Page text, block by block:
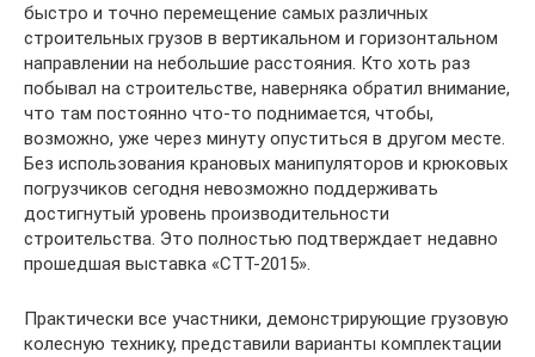
быстро и точно перемещение самых различных
строительных грузов в вертикальном и горизонтальном
направлении на небольшие расстояния. Кто хоть раз
побывал на строительстве, наверняка обратил внимание,
что там постоянно что-то поднимается, чтобы,
возможно, уже через минуту опуститься в другом месте.
Без использования крановых манипуляторов и крюковых
погрузчиков сегодня невозможно поддерживать
достигнутый уровень производительности
строительства. Это полностью подтверждает недавно
прошедшая выставка «СТТ-2015».
Практически все участники, демонстрирующие грузовую
колесную технику, представили варианты комплектации